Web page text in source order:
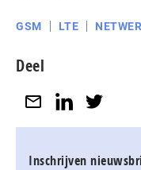
GSM LTE
Deel
Inschrijven